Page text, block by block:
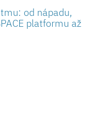
od nápadu,
platformu až